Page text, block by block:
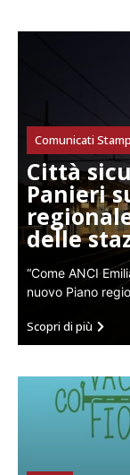
Comunicati
Città
Panieri
delle
“Come ANCI
nuovo Piano
Scopri di più